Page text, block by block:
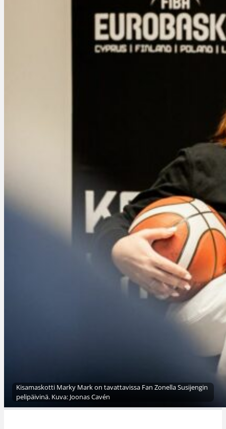
Kisamaskotti Marky Mark on tavattavissa Fan Zonella Susijengin
pelipäivinä. Kuva: Joonas Cavén